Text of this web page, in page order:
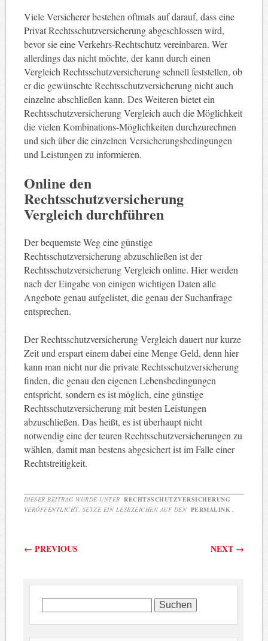
Viele Versicherer bestehen oftmals auf darauf, dass eine
Privat Rechtsschutzversicherung abgeschlossen wird,
bevor sie eine Verkehrs-Rechtschutz vereinbaren. Wer
allerdings das nicht möchte, der kann durch einen
Vergleich Rechtsschutzversicherung schnell feststellen, ob
er die gewünschte Rechtsschutzversicherung nicht auch
einzelne abschließen kann. Des Weiteren bietet ein
Rechtsschutzversicherung Vergleich auch die Möglichkeit
die vielen Kombinations-Möglichkeiten durchzurechnen
und sich über die einzelnen Versicherungsbedingungen
und Leistungen zu informieren.
Online den
Rechtsschutzversicherung
Vergleich durchführen
Der bequemste Weg eine günstige
Rechtsschutzversicherung abzuschließen ist der
Rechtsschutzversicherung Vergleich online. Hier werden
nach der Eingabe von einigen wichtigen Daten alle
Angebote genau aufgelistet, die genau der Suchanfrage
entsprechen.
Der Rechtsschutzversicherung Vergleich dauert nur kurze
Zeit und erspart einem dabei eine Menge Geld, denn hier
kann man nicht nur die private Rechtsschutzversicherung
finden, die genau den eigenen Lebensbedingungen
entspricht, sondern es ist möglich, eine günstige
Rechtsschutzversicherung mit besten Leistungen
abzuschließen. Das heißt, es ist überhaupt nicht
notwendig eine der teuren Rechtsschutzversicherungen zu
wählen, damit man bestens abgesichert ist im Falle einer
Rechtstreitigkeit.
DIESER BEITRAG WURDE UNTER RECHTSSCHUTZVERSICHERUNG
VERÖFFENTLICHT. SETZE EIN LESEZEICHEN AUF DEN PERMALINK
Beitragsnavigation
← PREVIOUS NEXT →
nach: